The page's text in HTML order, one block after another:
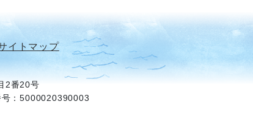
イトマップ
2番20号
号：5000020390003